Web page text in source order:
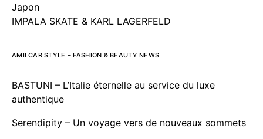
Japon
IMPALA SKATE & KARL LAGERFELD
AMILCAR STYLE – FASHION & BEAUTY NEWS
BASTUNI – L’Italie éternelle au service du luxe
authentique
Serendipity – Un voyage vers de nouveaux sommets